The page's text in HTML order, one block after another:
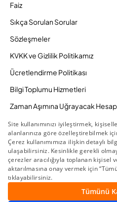
Faiz
Sıkça Sorulan Sorular
Sözleşmeler
KVKK ve Gizlilik Politikamız
Ücretlendirme Politikası
Bilgi Toplumu Hizmetleri
Zaman Aşımına Uğrayacak
Duyurular ve Kampanyalar
© 2026 Gedik Yatırım